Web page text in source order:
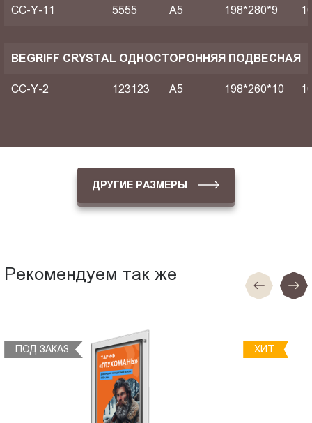
CC-Y-11 5555 A5 198*280*9
BEGRIFF CRYSTAL ОДНОСТОРОННЯЯ ПОДВЕСНАЯ
CC-Y-2 123123 A5 198*260*10
ДРУГИЕ РАЗМЕРЫ
Рекомендуем так же
ПОД ЗАКАЗ ХИТ